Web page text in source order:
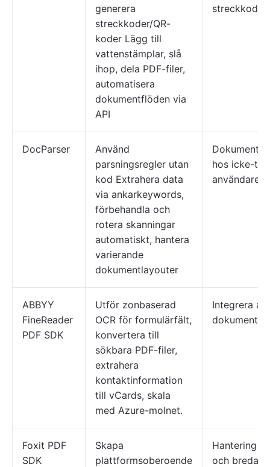
generera
streckkoder/QR-
koder Lägg till
vattenstämplar, slå
ihop, dela PDF-filer,
automatisera
dokumentflöden via
API
streckkoder
DocParser
Använd
parsningsregler utan
kod Extrahera data
via ankarkeywords,
förbehandla och
rotera skanningar
automatiskt, hantera
varierande
dokumentlayouter
hos icke-
användare
ABBYY
FineReader
PDF SDK
Utför zonbaserad
OCR för formulärfält,
konvertera till
sökbara PDF-filer,
extrahera
kontaktinformation
till vCards, skala
med Azure-molnet.
Integrera
Foxit PDF
SDK
Skapa
plattformsoberoende
Hantering
och breda